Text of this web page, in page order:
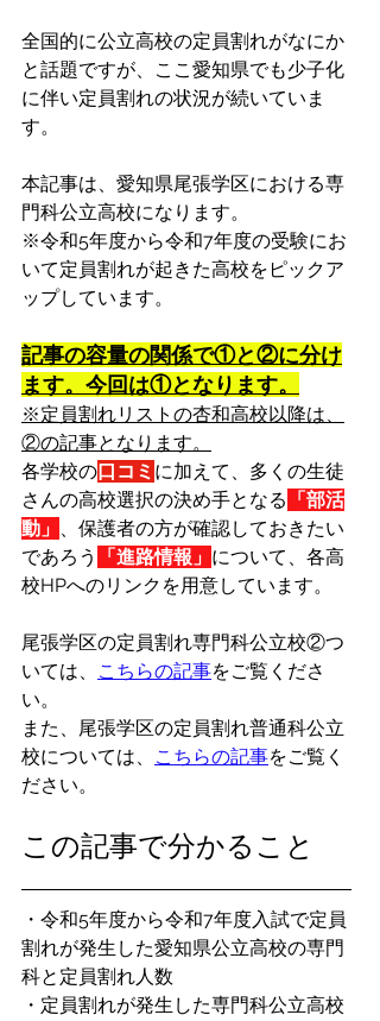
全国的に公立高校の定員割れがなにか
と話題ですが、ここ愛知県でも少子化
に伴い定員割れの状況が続いていま
す。
本記事は、愛知県尾張学区における専
門科公立高校になります。
※令和5年度から令和7年度の受験にお
いて定員割れが起きた高校をピックア
ップしています。
記事の容量の関係で①と②に分け
ます。今回は①となります。
※定員割れリストの杏和高校以降は、
②の記事となります。
各学校の口コミ に加えて、多くの生徒
さんの高校選択の決め手となる 「部活
動」 、保護者の方が確認しておきたい
であろう
「進路情報」 について、各高
校HPへのリンクを用意しています。
尾張学区の定員割れ専門科公立校②つ
いては、
こちらの記事をご覧くださ
い。
また、尾張学区の定員割れ普通科公立
校については、
こちらの記事をご覧く
ださい。
この記事で分かること
・令和5年度から令和7年度入試で定員
割れが発生した愛知県公立高校の専門
科と定員割れ人数
・定員割れが発生した専門科公立高校